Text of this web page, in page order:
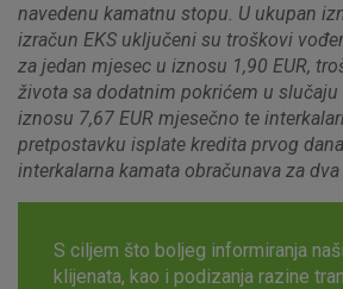
navedenu kamatnu stopu. U ukupan
izračun EKS uključeni su troškovi
za jedan mjesec u iznosu 1,90 EUR,
života sa dodatnim pokrićem u
iznosu 7,67 EUR mjesečno te
pretpostavku isplate kredita prvog
interkalarna kamata obračunava za dva
S ciljem što boljeg informiranja
klijenata, kao i podizanja razine